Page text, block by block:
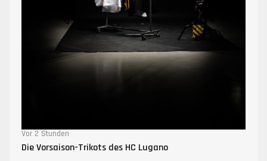
Vor 2 Stunden
Die Vorsaison-Trikots des HC Lugano